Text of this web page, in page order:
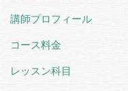
講師プロフィール
コース料金
レッスン科目